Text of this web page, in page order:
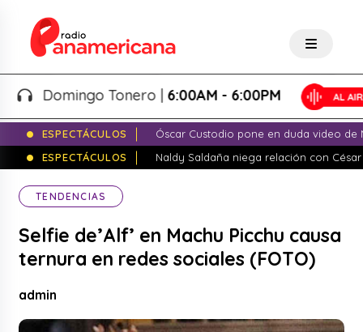
Domingo Tonero |6:00AM - 6:00PM
ESPECTÁCULOS
Óscar Custodio pone en duda video de
ESPECTÁCULOS
Naldy Saldaña niega relación con
TENDENCIAS
Selfie de’Alf’ en Machu Picchu causa
ternura en redes sociales (FOTO)
admin